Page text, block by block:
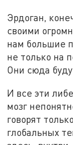
Эрдоган,
своими
нам большие
не только на
Они сюда
И все эти
мозг
говорят
глобальных